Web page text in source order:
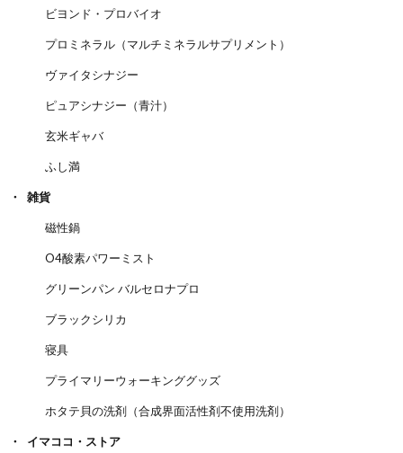
ビヨンド・プロバイオ
プロミネラル（マルチミネラルサプリメント）
ヴァイタシナジー
ピュアシナジー（青汁）
玄米ギャバ
ふし満
雑貨
磁性鍋
O4酸素パワーミスト
グリーンパン バルセロナプロ
ブラックシリカ
寝具
プライマリーウォーキンググッズ
ホタテ貝の洗剤（合成界面活性剤不使用洗剤）
イマココ・ストア